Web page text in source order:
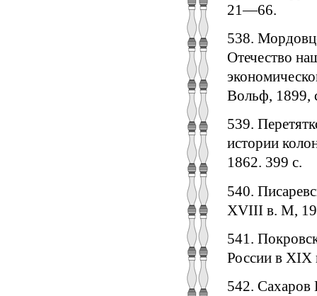
21—66.
538.
Отечество
Вольф, 1899,
539.
истории
1862. 399 с.
540.
XVIII в. М,
541.
России в XIX
542. Сахаров